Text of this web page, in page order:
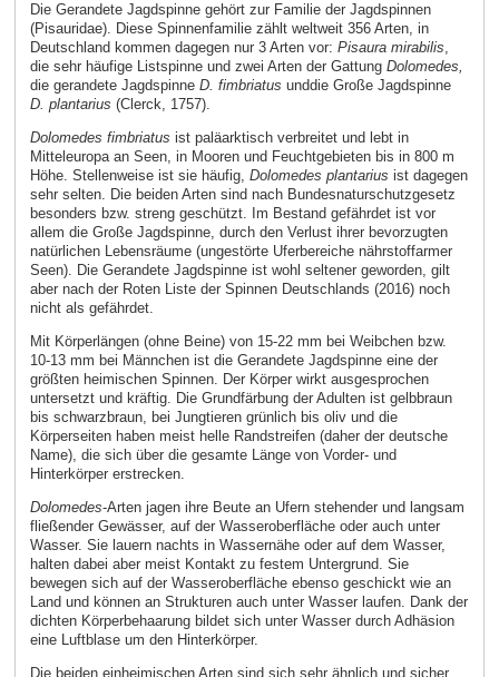
Die Gerandete Jagdspinne gehört zur Familie der Jagdspinnen
(Pisauridae). Diese Spinnenfamilie zählt weltweit 356 Arten, in
Deutschland kommen dagegen nur 3 Arten vor: Pisaura mirabilis,
die sehr häufige Listspinne und zwei Arten der Gattung Dolomedes,
die gerandete Jagdspinne D. fimbriatus unddie Große Jagdspinne
D. plantarius (Clerck, 1757).
Dolomedes fimbriatus ist paläarktisch verbreitet und lebt in
Mitteleuropa an Seen, in Mooren und Feuchtgebieten bis in 800 m
Höhe. Stellenweise ist sie häufig, Dolomedes plantarius ist dagegen
sehr selten. Die beiden Arten sind nach Bundesnaturschutzgesetz
besonders bzw. streng geschützt. Im Bestand gefährdet ist vor
allem die Große Jagdspinne, durch den Verlust ihrer bevorzugten
natürlichen Lebensräume (ungestörte Uferbereiche nährstoffarmer
Seen). Die Gerandete Jagdspinne ist wohl seltener geworden, gilt
aber nach der Roten Liste der Spinnen Deutschlands (2016) noch
nicht als gefährdet.
Mit Körperlängen (ohne Beine) von 15-22 mm bei Weibchen bzw.
10-13 mm bei Männchen ist die Gerandete Jagdspinne eine der
größten heimischen Spinnen. Der Körper wirkt ausgesprochen
untersetzt und kräftig. Die Grundfärbung der Adulten ist gelbbraun
bis schwarzbraun, bei Jungtieren grünlich bis oliv und die
Körperseiten haben meist helle Randstreifen (daher der deutsche
Name), die sich über die gesamte Länge von Vorder- und
Hinterkörper erstrecken.
Dolomedes-Arten jagen ihre Beute an Ufern stehender und langsam
fließender Gewässer, auf der Wasseroberfläche oder auch unter
Wasser. Sie lauern nachts in Wassernähe oder auf dem Wasser,
halten dabei aber meist Kontakt zu festem Untergrund. Sie
bewegen sich auf der Wasseroberfläche ebenso geschickt wie an
Land und können an Strukturen auch unter Wasser laufen. Dank der
dichten Körperbehaarung bildet sich unter Wasser durch Adhäsion
eine Luftblase um den Hinterkörper.
Die beiden einheimischen Arten sind sich sehr ähnlich und sicher